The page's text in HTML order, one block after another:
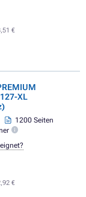
€
XL
1200 Seiten
€